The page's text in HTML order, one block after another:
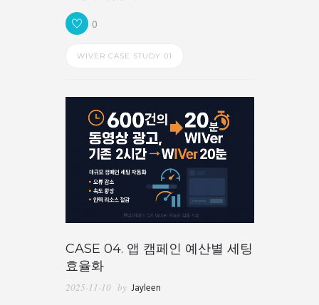
0
WIVER CASE STUDY 01
CASE 04. 앱 캠페인 예산별 세팅
효율화
2025-11-10 by Jayleen